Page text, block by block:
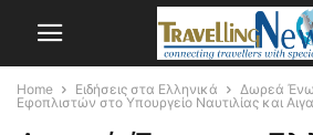
Home Ειδήσεις στα Ελληνικά
Δωρεά
Εφοπλιστών στο Υπουργείο Ναυτιλίας και